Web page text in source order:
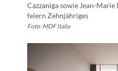
Cazzaniga sowie Jean-Marie
feiern Zehnjähriges
Foto: MDF Italia